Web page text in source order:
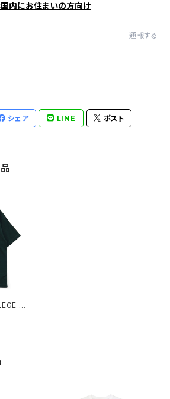
内にお住まいの方向け
通報する
シェア LINE ポスト
T